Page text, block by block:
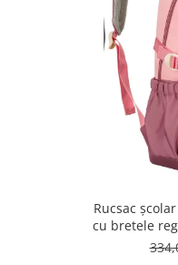
Rucsac
cu bretele